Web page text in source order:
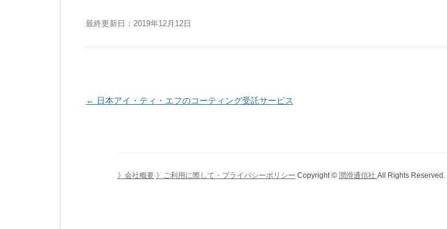
最終更新日：2019年12月12日
投
← 日本アイ・ティ・エフのコーティング受託サービス
》会社概要 》ご利用に際して・プライバシーポリシー Copyright © 潤滑通信社 All Rights Reserved.